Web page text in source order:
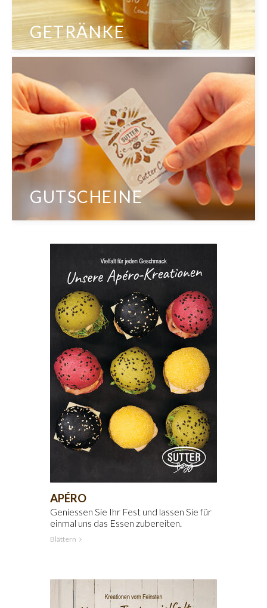
GETRÄNKE
GUTSCHEINE
APÉRO
Geniessen Sie Ihr Fest und lassen Sie für
einmal uns das Essen zubereiten.
Blättern